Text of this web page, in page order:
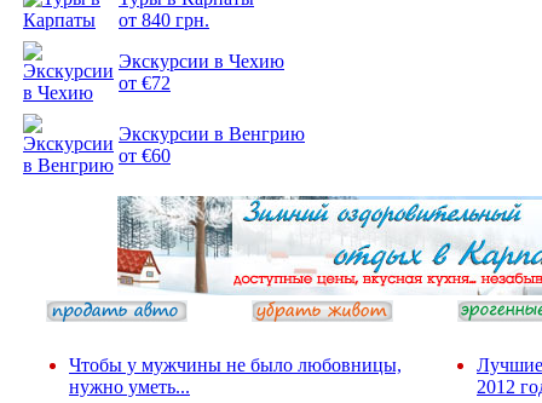
от 840 грн.
Экскурсии в Чехию
от €72
Экскурсии в Венгрию
от €60
Чтобы у мужчины не было любовницы,
нужно уметь...
Лучшие
2012